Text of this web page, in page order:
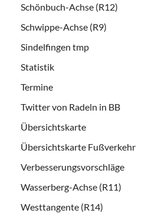
Schönbuch-Achse (R12)
Schwippe-Achse (R9)
Sindelfingen tmp
Statistik
Termine
Twitter von Radeln in BB
Übersichtskarte
Übersichtskarte Fußverkehr
Verbesserungsvorschläge
Wasserberg-Achse (R11)
Westtangente (R14)